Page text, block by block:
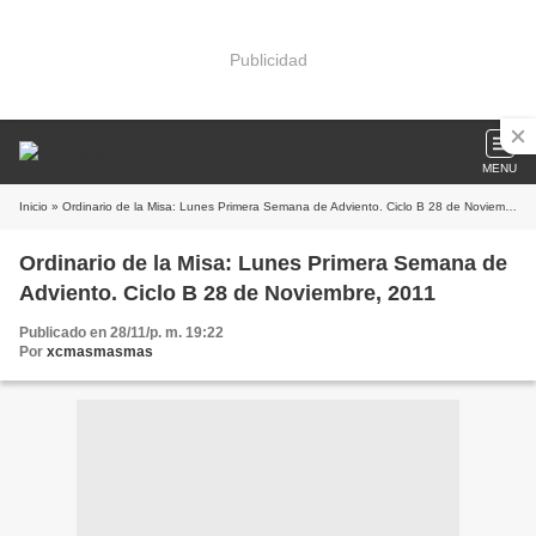
Publicidad
MENU
Inicio » Ordinario de la Misa: Lunes Primera Semana de Adviento. Ciclo B 28 de Noviembre, 2011
Ordinario de la Misa: Lunes Primera Semana de
Adviento. Ciclo B 28 de Noviembre, 2011
Publicado en 28/11/p. m. 19:22
Por xcmasmasmas